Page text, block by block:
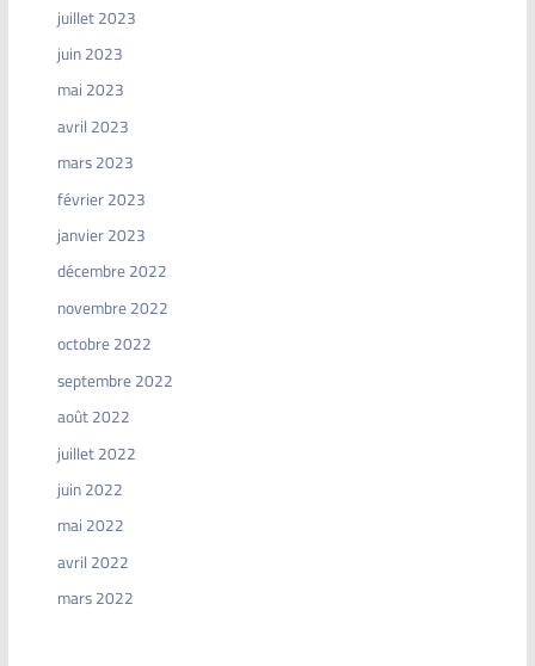
juillet 2023
juin 2023
mai 2023
avril 2023
mars 2023
février 2023
janvier 2023
décembre 2022
novembre 2022
octobre 2022
septembre 2022
août 2022
juillet 2022
juin 2022
mai 2022
avril 2022
mars 2022